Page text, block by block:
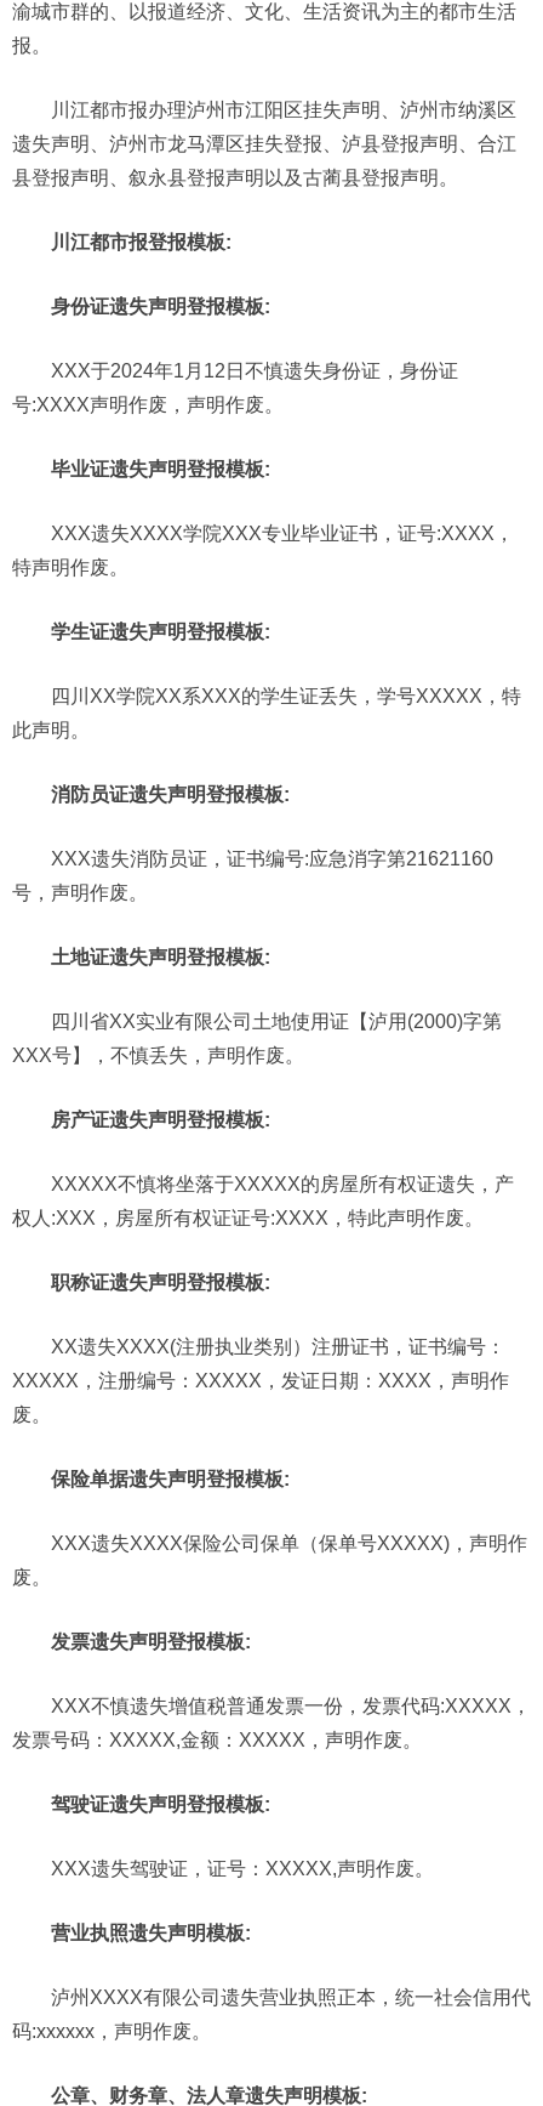
渝城市群的、以报道经济、文化、生活资讯为主的都市生活
报。
川江都市报办理泸州市江阳区挂失声明、泸州市纳溪区
遗失声明、泸州市龙马潭区挂失登报、泸县登报声明、合江
县登报声明、叙永县登报声明以及古蔺县登报声明。
川江都市报登报模板:
身份证遗失声明登报模板:
XXX于2024年1月12日不慎遗失身份证，身份证
号:XXXX声明作废，声明作废。
毕业证遗失声明登报模板:
XXX遗失XXXX学院XXX专业毕业证书，证号:XXXX，
特声明作废。
学生证遗失声明登报模板:
四川XX学院XX系XXX的学生证丢失，学号XXXXX，特
此声明。
消防员证遗失声明登报模板:
XXX遗失消防员证，证书编号:应急消字第21621160
号，声明作废。
土地证遗失声明登报模板:
四川省XX实业有限公司土地使用证【泸用(2000)字第
XXX号】，不慎丢失，声明作废。
房产证遗失声明登报模板:
XXXXX不慎将坐落于XXXXX的房屋所有权证遗失，产
权人:XXX，房屋所有权证证号:XXXX，特此声明作废。
职称证遗失声明登报模板:
XX遗失XXXX(注册执业类别）注册证书，证书编号：
XXXXX，注册编号：XXXXX，发证日期：XXXX，声明作
废。
保险单据遗失声明登报模板:
XXX遗失XXXX保险公司保单（保单号XXXXX)，声明作
废。
发票遗失声明登报模板:
XXX不慎遗失增值税普通发票一份，发票代码:XXXXX，
发票号码：XXXXX,金额：XXXXX，声明作废。
驾驶证遗失声明登报模板:
XXX遗失驾驶证，证号：XXXXX,声明作废。
营业执照遗失声明模板:
泸州XXXX有限公司遗失营业执照正本，统一社会信用代
码:xxxxxx，声明作废。
公章、财务章、法人章遗失声明模板: